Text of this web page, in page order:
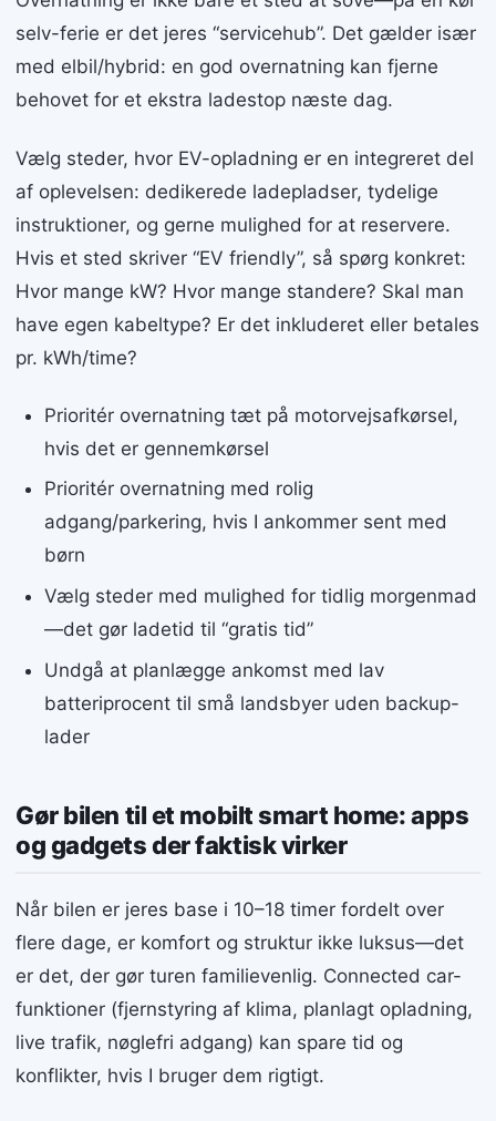
selv-ferie er det jeres “servicehub”. Det gælder især
med elbil/hybrid: en god overnatning kan fjerne
behovet for et ekstra ladestop næste dag.
Vælg steder, hvor EV-opladning er en integreret del
af oplevelsen: dedikerede ladepladser, tydelige
instruktioner, og gerne mulighed for at reservere.
Hvis et sted skriver “EV friendly”, så spørg konkret:
Hvor mange kW? Hvor mange standere? Skal man
have egen kabeltype? Er det inkluderet eller betales
pr. kWh/time?
Prioritér overnatning tæt på motorvejsafkørsel,
hvis det er gennemkørsel
Prioritér overnatning med rolig
adgang/parkering, hvis I ankommer sent med
børn
Vælg steder med mulighed for tidlig morgenmad
—det gør ladetid til “gratis tid”
Undgå at planlægge ankomst med lav
batteriprocent til små landsbyer uden backup-
lader
Gør bilen til et mobilt smart home: apps
og gadgets der faktisk virker
Når bilen er jeres base i 10–18 timer fordelt over
flere dage, er komfort og struktur ikke luksus—det
er det, der gør turen familievenlig. Connected car-
funktioner (fjernstyring af klima, planlagt opladning,
live trafik, nøglefri adgang) kan spare tid og
konflikter, hvis I bruger dem rigtigt.